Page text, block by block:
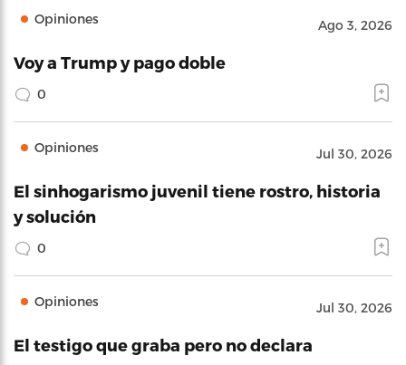
Opiniones Ago 3, 2026
Voy a Trump y pago doble
0
Opiniones Jul 30, 2026
El sinhogarismo juvenil tiene rostro, historia
y solución
0
Opiniones Jul 30, 2026
El testigo que graba pero no declara